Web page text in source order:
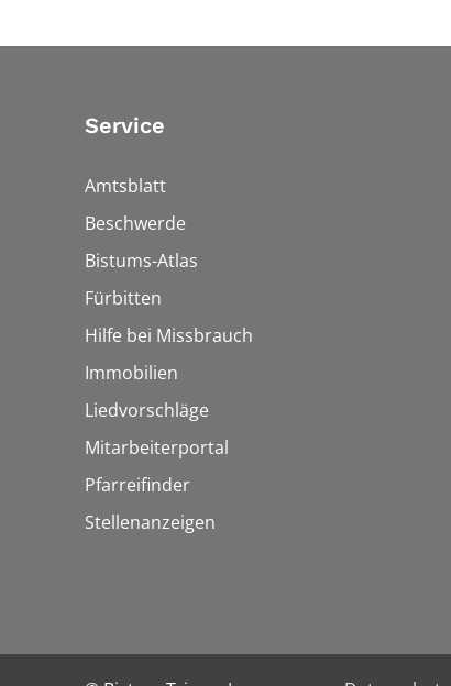
Service
Amtsblatt
Beschwerde
Bistums-Atlas
Fürbitten
Hilfe bei Missbrauch
Immobilien
Liedvorschläge
Mitarbeiterportal
Pfarreifinder
Stellenanzeigen